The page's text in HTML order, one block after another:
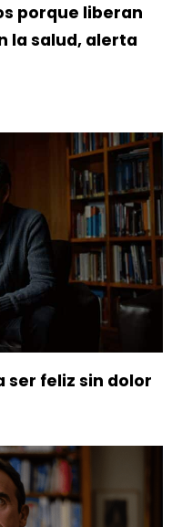
porque liberan
la salud, alerta
ser feliz sin dolor